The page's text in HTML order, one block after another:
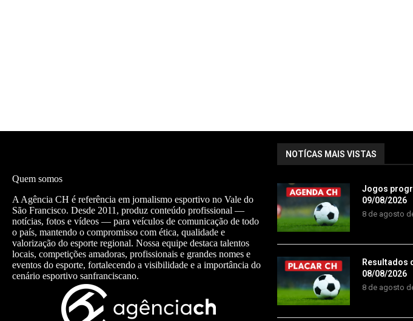
Quem somos
A Agência CH é referência em jornalismo esportivo no Vale do
São Francisco. Desde 2011, produz conteúdo profissional —
notícias, fotos e vídeos — para veículos de comunicação de todo
o país, mantendo o compromisso com ética, qualidade e
valorização do esporte regional. Nossa equipe destaca talentos
locais, competições amadoras, profissionais e grandes nomes e
eventos do esporte, fortalecendo a visibilidade e a importância do
cenário esportivo sanfranciscano.
NOTÍCAS MAIS VISTAS
Jogos
09/08/2026
8 de agosto
Resultados
08/08/2026
8 de agosto